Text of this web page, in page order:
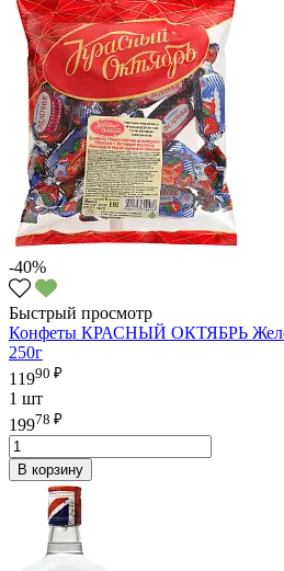
-40%
Быстрый просмотр
Конфеты КРАСНЫЙ ОКТЯБРЬ
250г
11990 ₽
1 шт
19978 ₽
В корзину